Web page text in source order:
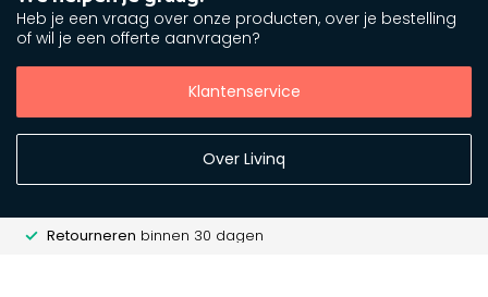
Heb je een vraag over onze producten, over je bestelling
of wil je een offerte aanvragen?
Klantenservice
Over Livinq
Retourneren binnen 30 dagen